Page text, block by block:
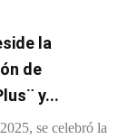
la
de
y...
se celebró la